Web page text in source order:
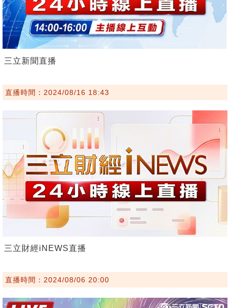
三立新聞直播
直播時間：2024/08/16 18:43
三立財經iNEWS直播
直播時間：2024/08/06 20:00